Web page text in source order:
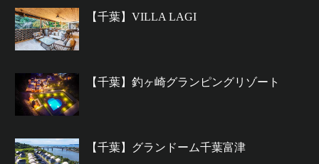
【千葉】VILLA LAGI
【千葉】釣ヶ崎グランピングリゾート
【千葉】グランドーム千葉富津